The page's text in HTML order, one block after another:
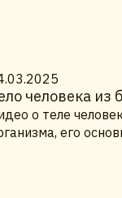
человека из
о теле
его